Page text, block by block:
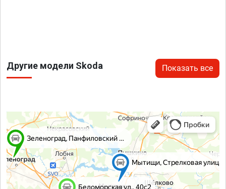
Другие модели Skoda Показать все